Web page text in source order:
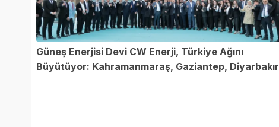
Güneş Enerjisi Devi CW Enerji, Türkiye Ağını
Büyütüyor: Kahramanmaraş, Gaziantep, Diyarbakır